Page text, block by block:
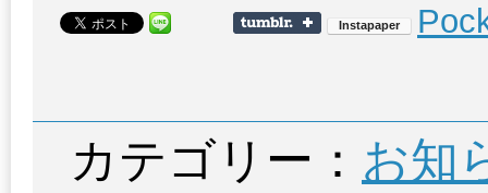
カテゴリー： お知